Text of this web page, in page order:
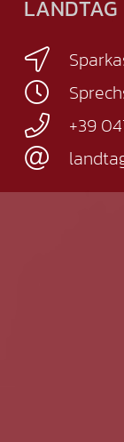
LANDTAG
+39